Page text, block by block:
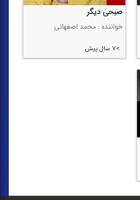
صبحی دیگر
خواننده : محمد اصفهانی
>۷ سال پیش